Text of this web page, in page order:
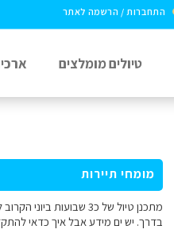
התחברות / הרשמה לאתר
טיולים מומלצים
מומחי תיירות
מתכנן טיול של כ3
בדרך. יש ים מידע אבל איך כדאי